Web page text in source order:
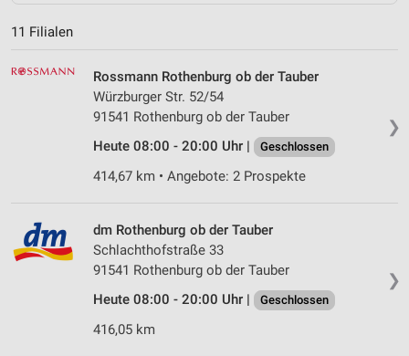
11 Filialen
❯
Rossmann Rothenburg ob der Tauber
Würzburger Str. 52/54
91541 Rothenburg ob der Tauber
Heute 08:00 - 20:00 Uhr |
Geschlossen
414,67 km • Angebote: 2 Prospekte
❯
dm Rothenburg ob der Tauber
Schlachthofstraße 33
91541 Rothenburg ob der Tauber
Heute 08:00 - 20:00 Uhr |
Geschlossen
416,05 km